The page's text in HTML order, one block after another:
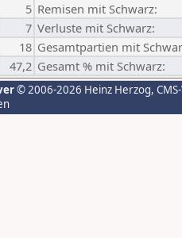
5 Remisen mit Schwarz:
7 Verluste mit Schwarz:
18 Gesamtpartien mit
47,2 Gesamt % mit Schwarz:
© 2006-2026 Heinz Herzog,